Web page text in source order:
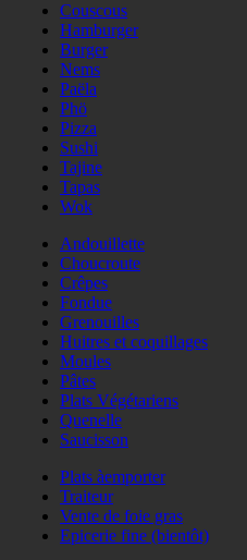
Couscous
Hamburger
Burger
Nems
Paëla
Phö
Pizza
Sushi
Tajine
Tapas
Wok
Andouillette
Choucroute
Crêpes
Fondue
Grenouilles
Huitres et coquillages
Moules
Pâtes
Plats Végétariens
Quenelle
Saucisson
Plats àemporter
Traiteur
Vente de foie gras
Epicerie fine (bientôt)